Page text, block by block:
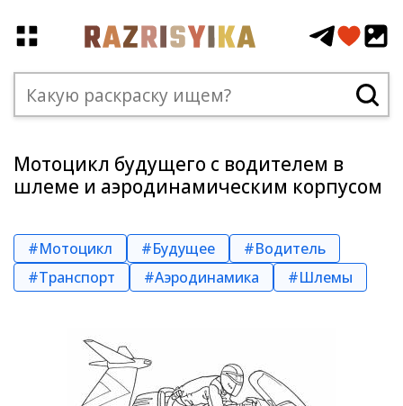
Мотоцикл будущего с водителем в
шлеме и аэродинамическим корпусом
#Мотоцикл #Будущее
#Водитель
#Транспорт
#Аэродинамика #Шлемы